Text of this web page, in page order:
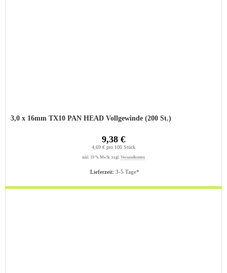
3,0 x 16mm TX10 PAN HEAD Vollgewinde (200 St.)
Lieferzeit: 3-5 Tage*
9,38 €
4,69 € pro 100 Stück
inkl. 19 % MwSt. zzgl. Versandkosten